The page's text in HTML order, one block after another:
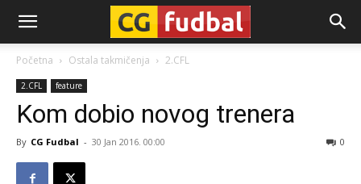
CG-
Fudbal
Početna Ostala takmičenja 2.CFL
2.CFL feature
Kom dobio novog trenera
By CG Fudbal - 30 Jan 2016. 00:00 0